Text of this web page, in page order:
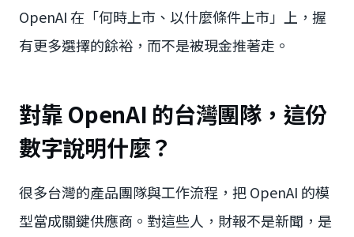
OpenAI 在「何時上市、以什麼條件上市」上，握
有更多選擇的餘裕，而不是被現金推著走。
對靠 OpenAI 的台灣團隊，這份
數字說明什麼？
很多台灣的產品團隊與工作流程，把 OpenAI 的模
型當成關鍵供應商。對這些人，財報不是新聞，是